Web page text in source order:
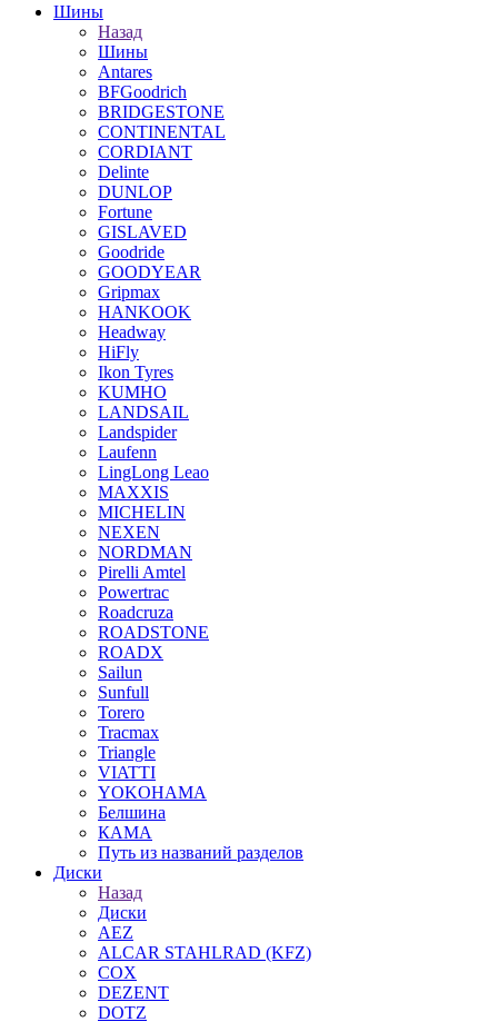
Шины
Назад
Шины
Antares
BFGoodrich
BRIDGESTONE
CONTINENTAL
CORDIANT
Delinte
DUNLOP
Fortune
GISLAVED
Goodride
GOODYEAR
Gripmax
HANKOOK
Headway
HiFly
Ikon Tyres
KUMHO
LANDSAIL
Landspider
Laufenn
LingLong Leao
MAXXIS
MICHELIN
NEXEN
NORDMAN
Pirelli Amtel
Powertrac
Roadcruza
ROADSTONE
ROADX
Sailun
Sunfull
Torero
Tracmax
Triangle
VIATTI
YOKOHAMA
Белшина
КАМА
Путь из названий разделов
Диски
Назад
Диски
AEZ
ALCAR STAHLRAD (KFZ)
COX
DEZENT
DOTZ